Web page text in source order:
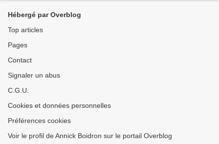
Hébergé par Overblog
Top articles
Pages
Contact
Signaler un abus
C.G.U.
Cookies et données personnelles
Préférences cookies
Voir le profil de Annick Boidron sur le portail Overblog